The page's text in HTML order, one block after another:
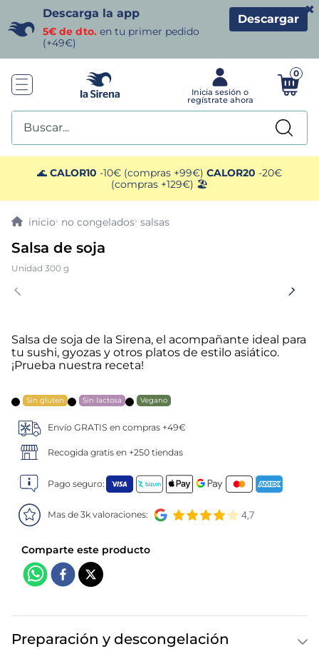
Descarga la app
5€ de dto. en tu primer pedido
(+49€)
Descargar
×
0
Buscar...
🌊 CALOR10 -10€ (compras +99€) CALOR20 -20€
(compras +129€) 🏖️
no congelados salsas
Salsa de soja
Unidad 300 g
Salsa de soja de la Sirena, el acompañante ideal para
tu sushi, gyozas y otros platos de estilo asiático.
¡Prueba nuestra receta!
Sin gluten Sin lactosa Vegano
Envío GRATIS en compras +49€
Recogida gratis en +250 tiendas
Pago seguro:
Mas de 3k valoraciones:
Preparación y descongelación
TÉRMINOS MÁS BUSCADOS
1. helados sirena
3 patatas
5. verduras
. listísimos
gambon
10. pollo